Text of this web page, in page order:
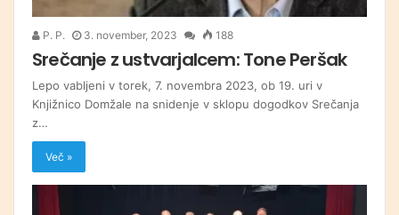
P. P. 3. november, 2023 188
Srečanje z ustvarjalcem: Tone Peršak
Lepo vabljeni v torek, 7. novembra 2023, ob 19. uri v
Knjižnico Domžale na snidenje v sklopu dogodkov Srečanja
z…
Več »